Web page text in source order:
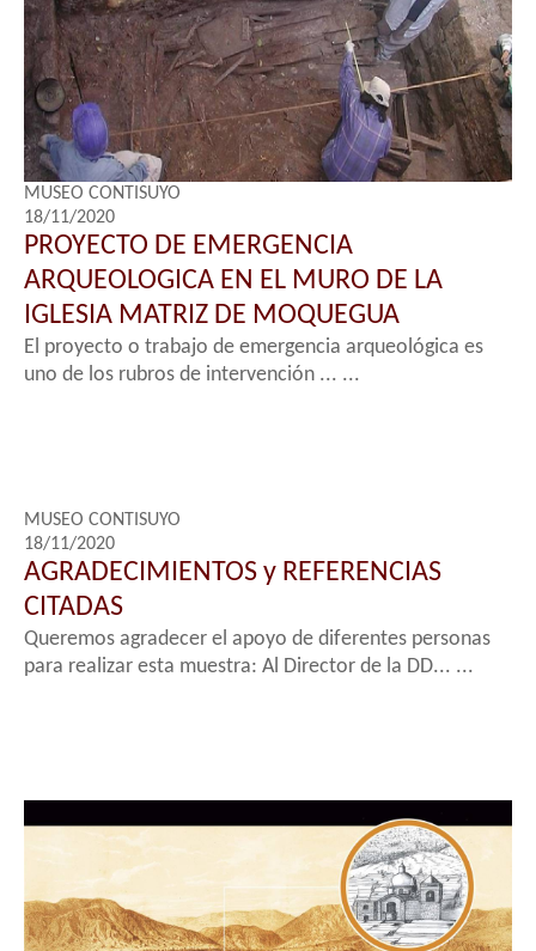
MUSEO CONTISUYO
18/11/2020
PROYECTO DE EMERGENCIA
ARQUEOLOGICA EN EL MURO DE LA
IGLESIA MATRIZ DE MOQUEGUA
El proyecto o trabajo de emergencia arqueológica es
uno de los rubros de intervención ... ...
MUSEO CONTISUYO
18/11/2020
AGRADECIMIENTOS y REFERENCIAS
CITADAS
Queremos agradecer el apoyo de diferentes personas
para realizar esta muestra: Al Director de la DD... ...